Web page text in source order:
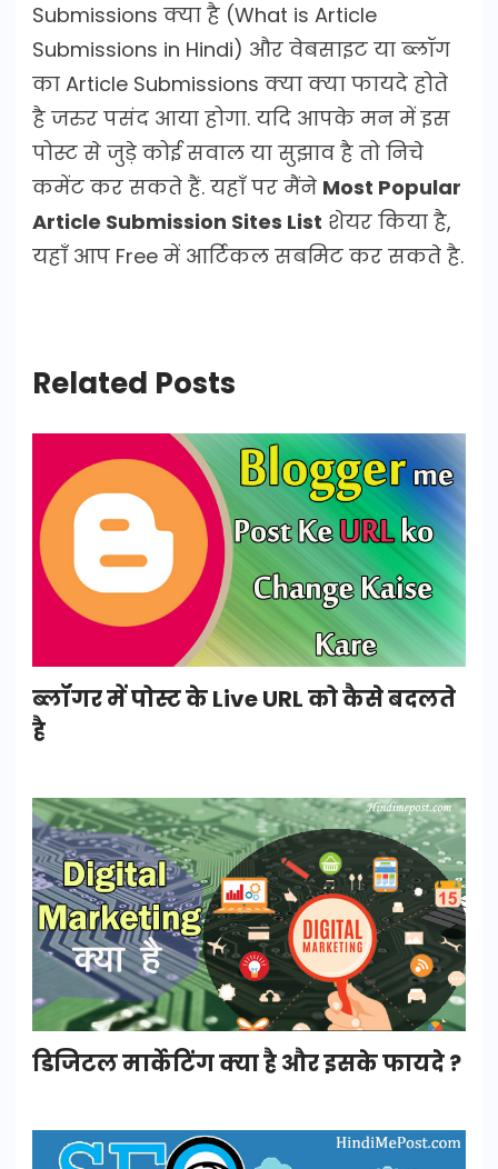
Submissions क्या है (What is Article
Submissions in Hindi) और वेबसाइट या ब्लॉग
का Article Submissions क्या क्या फायदे होते
है जरुर पसंद आया होगा. यदि आपके मन में इस
पोस्ट से जुड़े कोई सवाल या सुझाव है तो निचे
कमेंट कर सकते हैं. यहाँ पर मैंने Most Popular
Article Submission Sites List शेयर किया है,
यहाँ आप Free में आर्टिकल सबमिट कर सकते है.
Related Posts
ब्लॉगर में पोस्ट के Live URL को कैसे बदलते
है
डिजिटल मार्केटिंग क्या है और इसके फायदे ?